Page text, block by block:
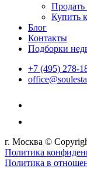
Купить
Блог
Контакты
Подборки
+7 (495) 278-
г. Москва ©
Политика
Политика в